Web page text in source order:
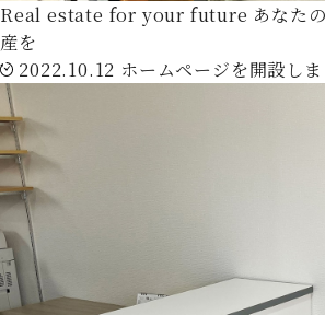
Real estate for your future あなた
産を
2022.10.12 ホームページを開設し